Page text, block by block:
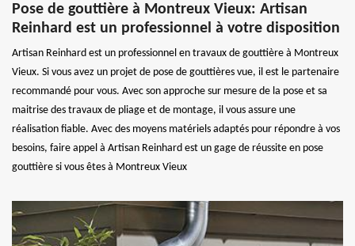
Pose de gouttière à Montreux Vieux: Artisan
Reinhard est un professionnel à votre disposition
Artisan Reinhard est un professionnel en travaux de gouttière à Montreux
Vieux. Si vous avez un projet de pose de gouttières vue, il est le partenaire
recommandé pour vous. Avec son approche sur mesure de la pose et sa
maitrise des travaux de pliage et de montage, il vous assure une
réalisation fiable. Avec des moyens matériels adaptés pour répondre à vos
besoins, faire appel à Artisan Reinhard est un gage de réussite en pose
gouttière si vous êtes à Montreux Vieux